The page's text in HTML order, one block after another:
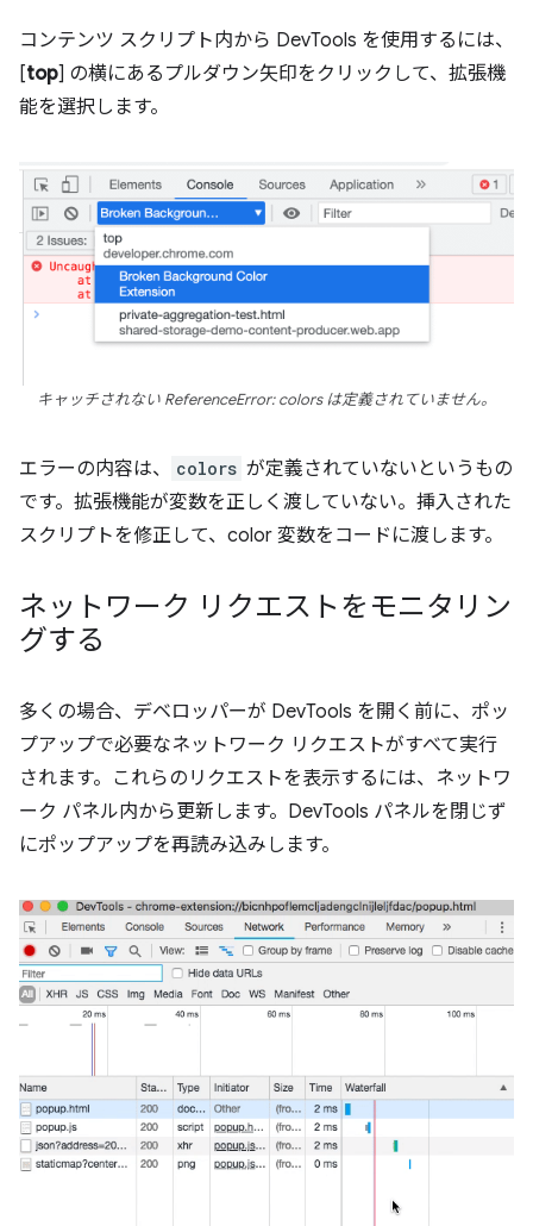
コンテンツ スクリプト内から DevTools を使用するには、
[top] の横にあるプルダウン矢印をクリックして、拡張機
能を選択します。
キャッチされない ReferenceError: colors は定義されていません。
エラーの内容は、 colors が定義されていないというもの
です。拡張機能が変数を正しく渡していない。挿入された
スクリプトを修正して、color 変数をコードに渡します。
ネットワーク リクエストをモニタリン
グする
多くの場合、デベロッパーが DevTools を開く前に、ポッ
プアップで必要なネットワーク リクエストがすべて実行
されます。これらのリクエストを表示するには、ネットワ
ーク パネル内から更新します。DevTools パネルを閉じず
にポップアップを再読み込みします。